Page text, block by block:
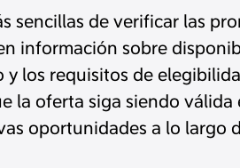
sencillas de verificar las
información sobre
los requisitos de
la oferta siga siendo
oportunidades a lo largo